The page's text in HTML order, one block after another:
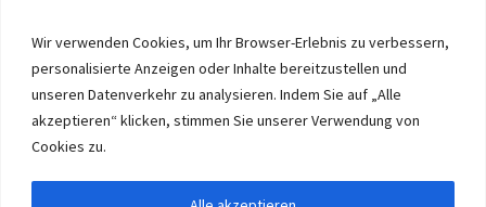
Wir verwenden Cookies, um Ihr Browser-Erlebnis zu verbessern,
personalisierte Anzeigen oder Inhalte bereitzustellen und
unseren Datenverkehr zu analysieren. Indem Sie auf „Alle
akzeptieren“ klicken, stimmen Sie unserer Verwendung von
Cookies zu.
© 2026 Eruon Trade UG, Germany, member of the ERUON